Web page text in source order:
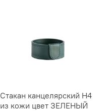
Стакан канцелярский Н4
из кожи цвет ЗЕЛЕНЫЙ